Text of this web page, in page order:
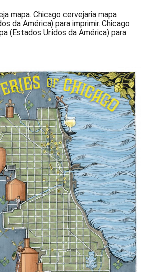
mapa. Chicago cervejaria mapa
da América) para imprimir. Chicago
(Estados Unidos da América) para